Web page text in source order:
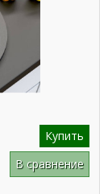
Купить
В сравнение